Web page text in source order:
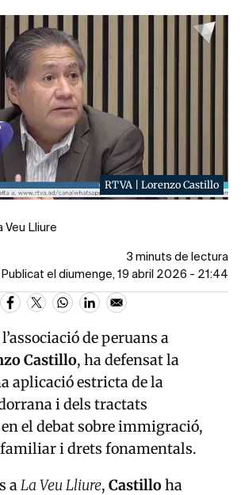
RTVA | Lorenzo Castillo
Veu Lliure
3 minuts de lectura
Publicat el diumenge, 19 abril 2026 - 21:44
de peruans a
Castillo, ha defensat la
aplicació estricta de la
i dels tractats
el debat sobre immigració,
i drets fonamentals.
aLa Veu Lliure, Castilloha